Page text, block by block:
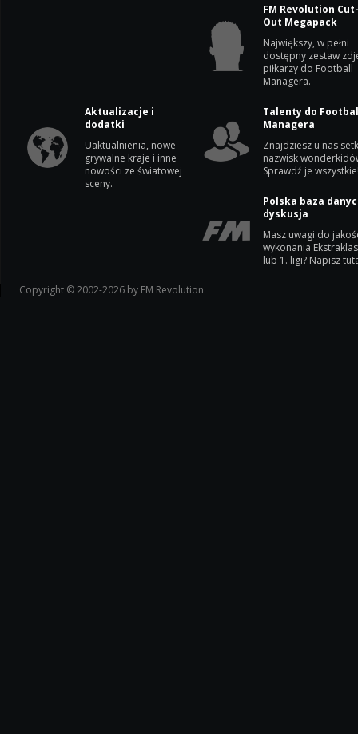
FM Revolution
Out Megapack
Największy, w pełni
dostępny zestaw
piłkarzy do Football
Managera.
Aktualizacje i
dodatki
Uaktualnienia, nowe
grywalne kraje i inne
nowości ze światowej
sceny.
Talenty do
Managera
Znajdziesz u nas
nazwisk
Sprawdź je
Polska baza
dyskusja
Masz uwagi do
wykonania
lub 1. ligi? Napisz
Copyright © 2002-2026 by FM Revolution